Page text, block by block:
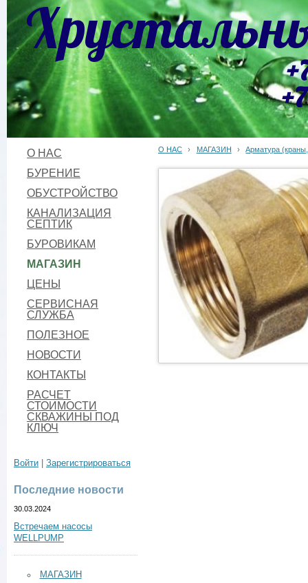
О НАС
БУРЕНИЕ
ОБУСТРОЙСТВО
КАНАЛИЗАЦИЯ
СЕПТИК
БУРОВИКАМ
МАГАЗИН
ЦЕНЫ
СЕРВИСНАЯ
СЛУЖБА
ПОЛЕЗНОЕ
НОВОСТИ
КОНТАКТЫ
РАСЧЕТ
СТОИМОСТИ
СКВАЖИНЫ ПОД
КЛЮЧ
Войти Зарегистрироваться
Последние новости
30.03.2024
Встречаем насосы
WELLPUMP
МАГАЗИН
О НАС › МАГАЗИН › Арматура